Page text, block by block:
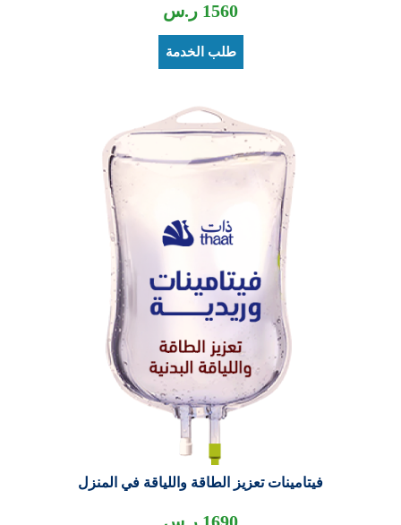
1560 ر.س
طلب الخدمة
فيتامينات تعزيز الطاقة واللياقة في المنزل